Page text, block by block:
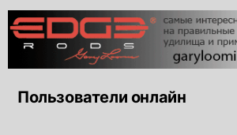
Пользователи онлайн